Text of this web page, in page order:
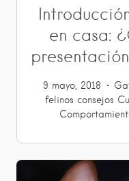
en casa:
9 mayo, 2018
felinos consejos